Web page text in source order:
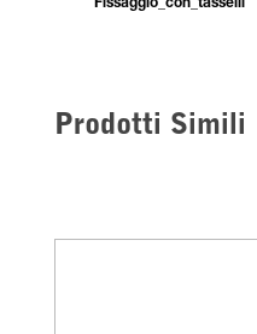
Fissaggio_con_tasselli
Prodotti Simili